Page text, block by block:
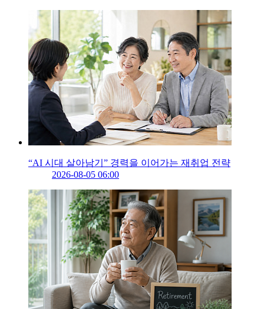
“AI 시대 살아남기” 경력을 이어가는 재취업 전략
2026-08-05 06:00